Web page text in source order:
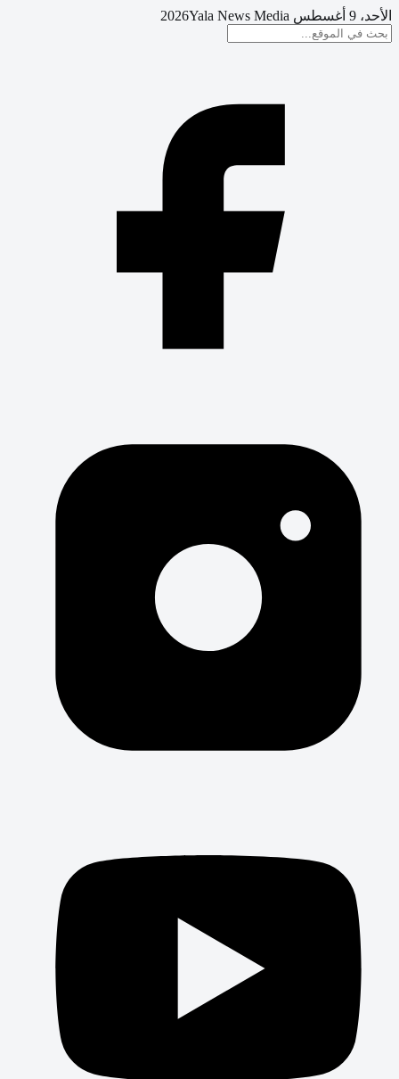
الأحد، 9 أغسطس 2026 Yala News Media